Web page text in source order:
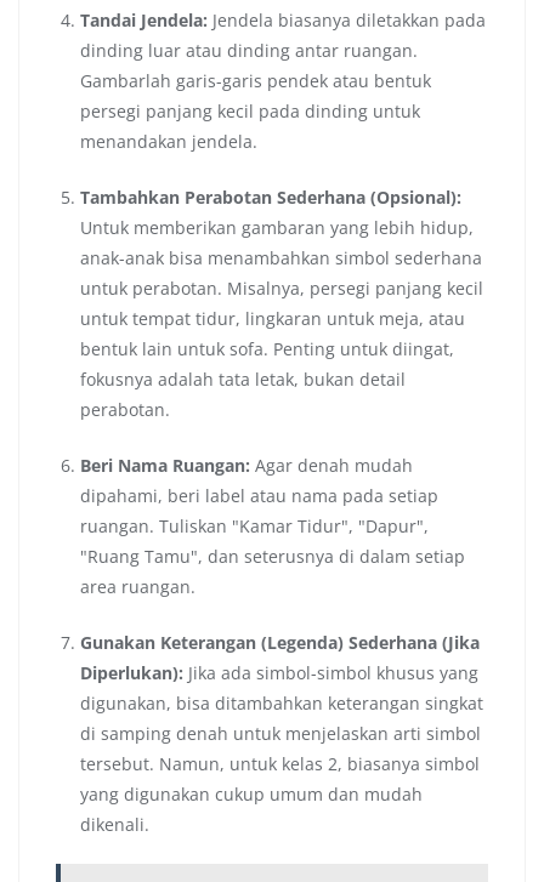
Tandai Jendela: Jendela biasanya diletakkan pada
dinding luar atau dinding antar ruangan.
Gambarlah garis-garis pendek atau bentuk
persegi panjang kecil pada dinding untuk
menandakan jendela.
Tambahkan Perabotan Sederhana (Opsional):
Untuk memberikan gambaran yang lebih hidup,
anak-anak bisa menambahkan simbol sederhana
untuk perabotan. Misalnya, persegi panjang kecil
untuk tempat tidur, lingkaran untuk meja, atau
bentuk lain untuk sofa. Penting untuk diingat,
fokusnya adalah tata letak, bukan detail
perabotan.
Beri Nama Ruangan: Agar denah mudah
dipahami, beri label atau nama pada setiap
ruangan. Tuliskan "Kamar Tidur", "Dapur",
"Ruang Tamu", dan seterusnya di dalam setiap
area ruangan.
Gunakan Keterangan (Legenda) Sederhana (Jika
Diperlukan): Jika ada simbol-simbol khusus yang
digunakan, bisa ditambahkan keterangan singkat
di samping denah untuk menjelaskan arti simbol
tersebut. Namun, untuk kelas 2, biasanya simbol
yang digunakan cukup umum dan mudah
dikenali.